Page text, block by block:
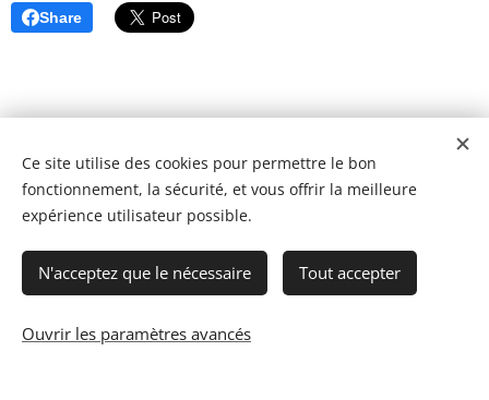
Share
© 2023 Les recettes d'Henri-Luc. Tous droits réservés.
Ce site utilise des cookies pour permettre le bon
fonctionnement, la sécurité, et vous offrir la meilleure
expérience utilisateur possible.
N'acceptez que le nécessaire Tout accepter
Ouvrir les paramètres avancés